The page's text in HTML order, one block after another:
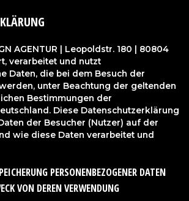
AGENTUR | Leopoldstr. 180 | 80804
verarbeitet und nutzt
Daten, die bei dem Besuch der
unter Beachtung der geltenden
Bestimmungen der
Diese Datenschutzerklärung
der Besucher (Nutzer) auf der
wie diese Daten verarbeitet und
PERSONENBEZOGENER DATEN
VON DEREN VERWENDUNG